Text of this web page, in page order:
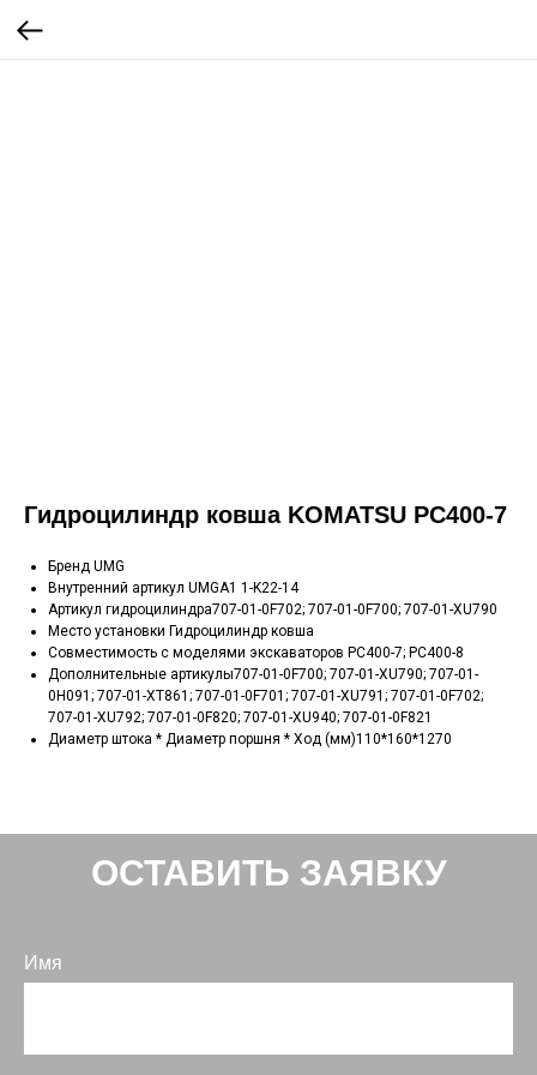
Гидроцилиндр ковша KOMATSU PC400-7
Бренд UMG
Внутренний артикул UMGA1 1-K22-14
Артикул гидроцилиндра707-01-0F702; 707-01-0F700; 707-01-XU790
Место установки Гидроцилиндр ковша
Совместимость с моделями экскаваторов PC400-7; PC400-8
Дополнительные артикулы707-01-0F700; 707-01-XU790; 707-01-
0H091; 707-01-XT861; 707-01-0F701; 707-01-XU791; 707-01-0F702;
707-01-XU792; 707-01-0F820; 707-01-XU940; 707-01-0F821
Диаметр штока * Диаметр поршня * Ход (мм)110*160*1270
ОСТАВИТЬ ЗАЯВКУ
Имя